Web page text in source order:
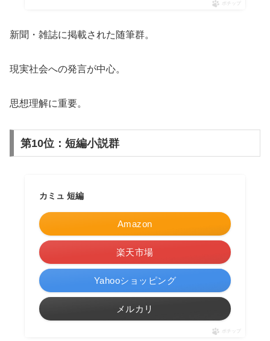
ポチップ
新聞・雑誌に掲載された随筆群。
現実社会への発言が中心。
思想理解に重要。
第10位：短編小説群
カミュ 短編
Amazon
楽天市場
Yahooショッピング
メルカリ
ポチップ